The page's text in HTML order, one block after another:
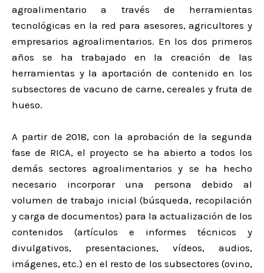
agroalimentario a través de herramientas
tecnológicas en la red para asesores, agricultores y
empresarios agroalimentarios. En los dos primeros
años se ha trabajado en la creación de las
herramientas y la aportación de contenido en los
subsectores de vacuno de carne, cereales y fruta de
hueso.
A partir de 2018, con la aprobación de la segunda
fase de RICA, el proyecto se ha abierto a todos los
demás sectores agroalimentarios y se ha hecho
necesario incorporar una persona debido al
volumen de trabajo inicial (búsqueda, recopilación
y carga de documentos) para la actualización de los
contenidos (artículos e informes técnicos y
divulgativos, presentaciones, vídeos, audios,
imágenes, etc.) en el resto de los subsectores (ovino,